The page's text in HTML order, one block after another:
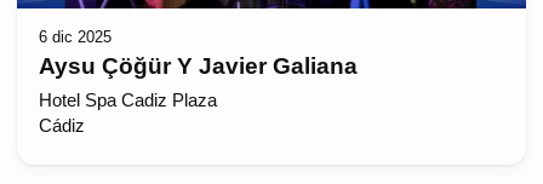
6 dic 2025
Aysu Çöğür Y Javier Galiana
Hotel Spa Cadiz Plaza
Cádiz